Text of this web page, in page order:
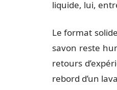
liquide, lui,
Le format
savon reste
retours
rebord d’un